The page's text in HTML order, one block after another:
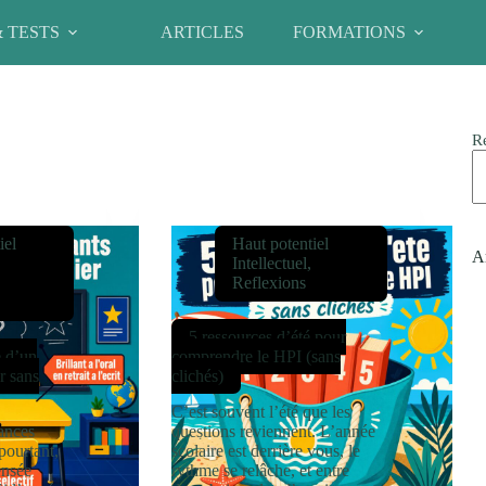
ARTICLES FORMATIONS
d’un
sans
Haut potentiel
Intellectuel,
Reflexions
5 ressources d’été pour
comprendre le HPI (sans
clichés)
C’est souvent l’été que les
questions reviennent. L’année
scolaire est derrière vous, le
rythme se relâche, et entre